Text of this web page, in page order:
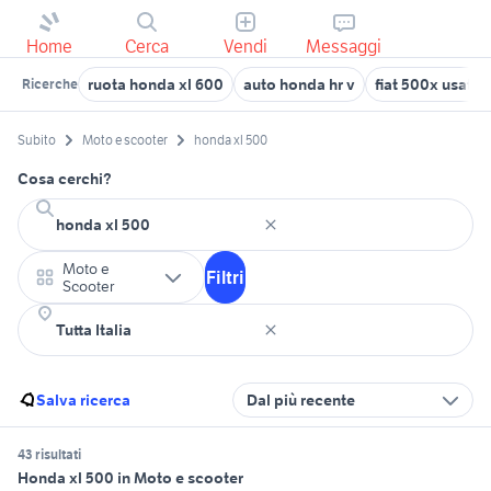
Home Cerca Vendi Messaggi
Ricerche ruota honda xl 600 auto honda hr v fiat 500x usata
Subito Moto e scooter honda xl 500
Cosa cerchi?
Moto e
Scooter
Filtri
Salva ricerca Dal più recente
43 risultati
Honda xl 500 in Moto e scooter